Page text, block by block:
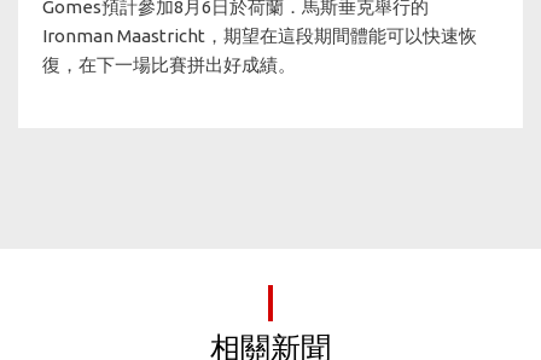
Ironman Maastricht，期望在這段期間體能可以快速恢
復，在下一場比賽拼出好成績。
相關新聞